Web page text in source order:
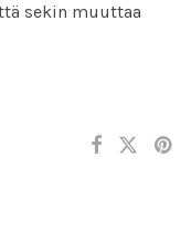
sekin muuttaa